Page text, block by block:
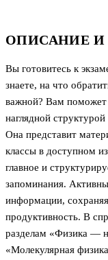
ОПИСАНИЕ И
Вы готовитесь к
знаете, на что
важной? Вам поможет
наглядной
Она представит
классы в доступном
главное и
запоминания.
информации,
продуктивность. В
разделам «Физика —
«Молекулярная